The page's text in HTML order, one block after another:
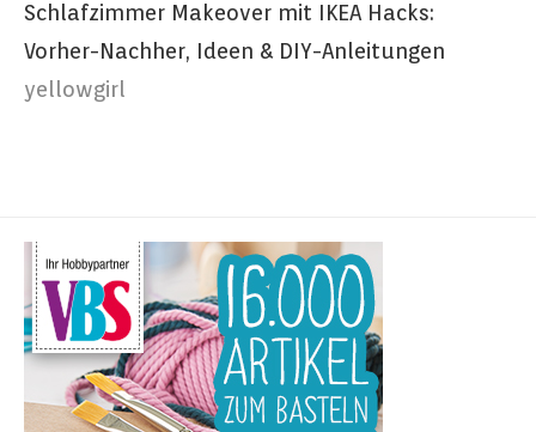
Schlafzimmer Makeover mit IKEA Hacks:
Vorher-Nachher, Ideen & DIY-Anleitungen
yellowgirl